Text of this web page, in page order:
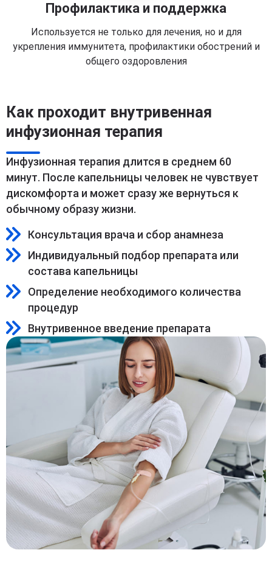
Профилактика и поддержка
Используется не только для лечения, но и для
укрепления иммунитета, профилактики обострений и
общего оздоровления
Как проходит внутривенная
инфузионная терапия
Инфузионная терапия длится в среднем 60
минут. После капельницы человек не чувствует
дискомфорта и может сразу же вернуться к
обычному образу жизни.
Консультация врача и сбор анамнеза
Индивидуальный подбор препарата или
состава капельницы
Определение необходимого количества
процедур
Внутривенное введение препарата